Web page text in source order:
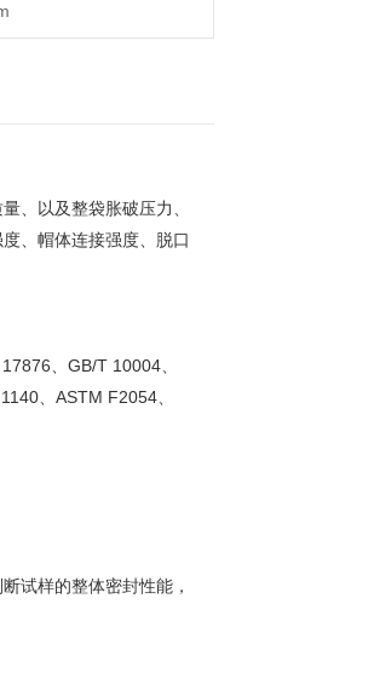
、以及整袋胀破压力、
、帽体连接强度、脱口
、GB/T 10004、
、ASTM F2054、
试样的整体密封性能，